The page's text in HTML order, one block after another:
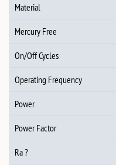
Material
Mercury Free
On/Off Cycles
Operating Frequency
Power
Power Factor
Ra ?